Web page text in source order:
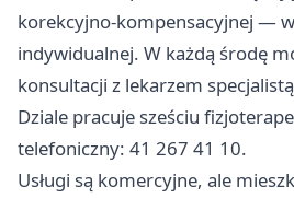
korekcyjno-kompensacyjnej —
indywidualnej. W każdą środę
konsultacji z lekarzem
Dziale pracuje sześciu
telefoniczny: 41 267 41 10.
Usługi są komercyjne, ale